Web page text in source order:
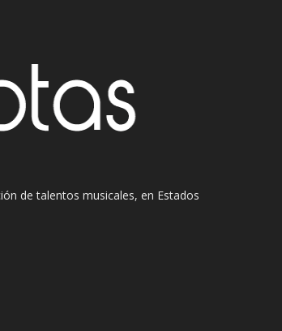
de talentos musicales, en Estados